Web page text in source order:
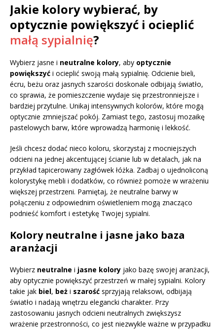
Jakie kolory wybierać, by
optycznie powiększyć i ocieplić
małą sypialnię?
Wybierz jasne i neutralne kolory, aby optycznie
powiększyć i ocieplić swoją małą sypialnię. Odcienie bieli,
écru, beżu oraz jasnych szarości doskonale odbijają światło,
co sprawia, że pomieszczenie wydaje się przestronniejsze i
bardziej przytulne. Unikaj intensywnych kolorów, które mogą
optycznie zmniejszać pokój. Zamiast tego, zastosuj mozaikę
pastelowych barw, które wprowadzą harmonię i lekkość.
Jeśli chcesz dodać nieco koloru, skorzystaj z mocniejszych
odcieni na jednej akcentującej ścianie lub w detalach, jak na
przykład tapicerowany zagłówek łóżka. Zadbaj o ujednoliconą
kolorystykę mebli i dodatków, co również pomoże w wrażeniu
większej przestrzeni. Pamiętaj, że neutralne barwy w
połączeniu z odpowiednim oświetleniem mogą znacząco
podnieść komfort i estetykę Twojej sypialni.
Kolory neutralne i jasne jako baza
aranżacji
Wybierz neutralne i jasne kolory jako bazę swojej aranżacji,
aby optycznie powiększyć przestrzeń w małej sypialni. Kolory
takie jak biel, beż i szarość sprzyjają relaksowi, odbijają
światło i nadają wnętrzu elegancki charakter. Przy
zastosowaniu jasnych odcieni neutralnych zwiększysz
wrażenie przestronności, co jest niezwykle ważne w przypadku